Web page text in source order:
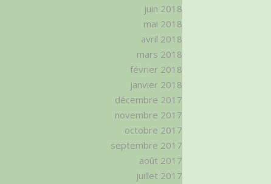
juin 2018
mai 2018
avril 2018
mars 2018
février 2018
janvier 2018
décembre 2017
novembre 2017
octobre 2017
septembre 2017
août 2017
juillet 2017